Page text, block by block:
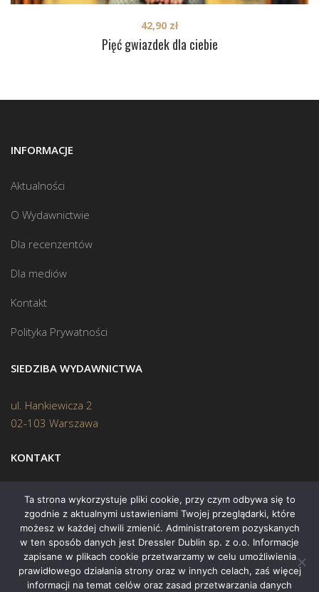
Pięć gwiazdek dla ciebie
42,90 zł
INFORMACJE
Aktualności
O Wydawnictwie
Dla recenzentów
Dla mediów
Kontakt
Polityka Prywatności
SIEDZIBA WYDAWNICTWA
ul. Hankiewicza 2
02-103 Warszawa
KONTAKT
Biuro: (22) 45 70 402
Mail:biuro@swiatksiazki.pl
Ta strona wykorzystuje pliki cookie, przy czym odbywa się to
zgodnie z aktualnymi ustawieniami Twojej przeglądarki, które
możesz w każdej chwili zmienić. Administratorem pozyskanych
w ten sposób danych jest Dressler Dublin sp. z o.o. Informacje
zapisane w plikach cookie przetwarzamy w celu umożliwienia
prawidłowego działania strony oraz w innych celach, zaś więcej
informacji na temat celów oraz zasad przetwarzania danych